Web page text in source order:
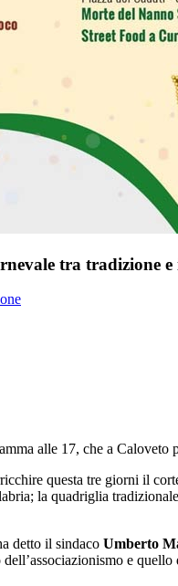
tra tradizione e
alle 17, che a
questa tre giorni il
la quadriglia
detto il sindaco Umberto
e